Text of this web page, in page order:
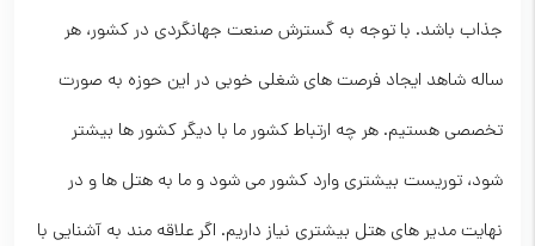
جذاب باشد. با توجه به گسترش صنعت جهانگردی در کشور، هر
ساله شاهد ایجاد فرصت های شغلی خوبی در این حوزه به صورت
تخصصی هستیم. هر چه ارتباط کشور ما با دیگر کشور ها بیشتر
شود، توریست بیشتری وارد کشور می شود و ما به هتل ها و در
نهایت مدیر های هتل بیشتری نیاز داریم. اگر علاقه مند به آشنایی با